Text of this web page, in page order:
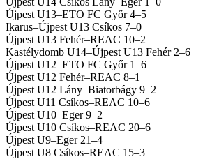
Újpest U13–ETO FC Győr 4–5
Ikarus–Újpest U13 Csíkos 7–0
Újpest U13 Fehér–REAC 10–2
Kastélydomb U14–Újpest U13 Fehér 2–6
Újpest U12–ETO FC Győr 1–6
Újpest U12 Fehér–REAC 8–1
Újpest U12 Lány–Biatorbágy 9–2
Újpest U11 Csíkos–REAC 10–6
Újpest U10–Eger 9–2
Újpest U10 Csíkos–REAC 20–6
Újpest U9–Eger 21–4
Újpest U8 Csíkos–REAC 15–3